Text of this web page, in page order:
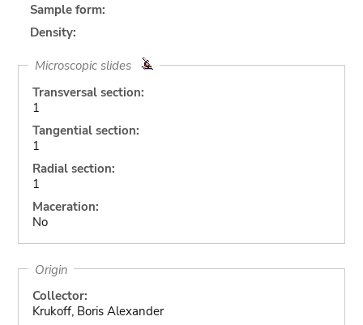
Sample form:
Density:
Microscopic slides
Transversal section:
1
Tangential section:
1
Radial section:
1
Maceration:
No
Origin
Collector:
Krukoff, Boris Alexander